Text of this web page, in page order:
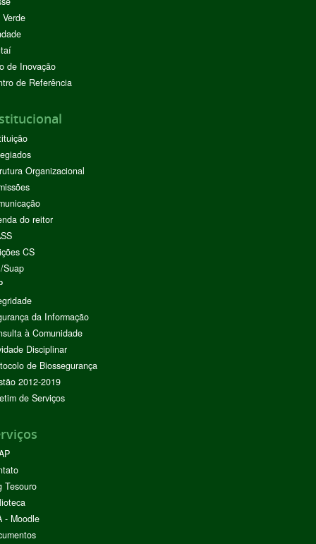
de Inovação
de Referência
Organizacional
do reitor
CS
Suap
da Informação
à Comunidade
Disciplinar
de Biossegurança
2012-2019
de Serviços
Tesouro
- Moodle